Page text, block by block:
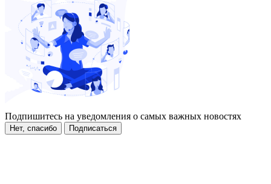
Подпишитесь на уведомления о самых важных новостях
Нет, спасибо Подписаться